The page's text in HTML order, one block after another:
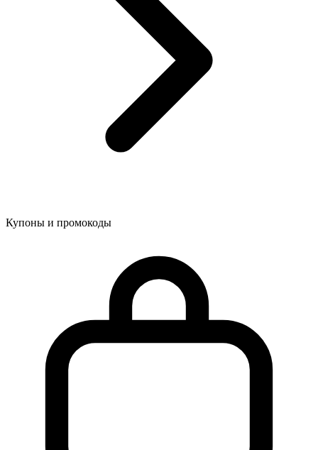
Купоны и промокоды